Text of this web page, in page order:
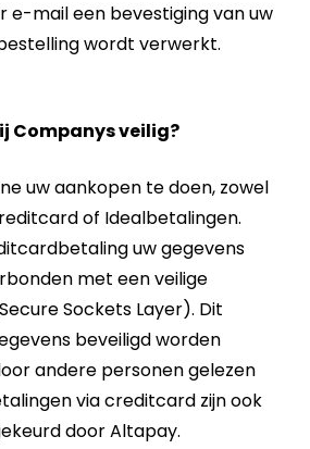
e-mail een bevestiging van uw
wordt verwerkt.
Companys veilig?
uw aankopen te doen, zowel
of Idealbetalingen.
uw gegevens
met een veilige
Sockets Layer). Dit
beveiligd worden
andere personen gelezen
via creditcard zijn ook
door Altapay.